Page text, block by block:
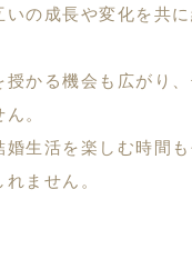
の成長や変化を共
かる機会も広がり
。
生活を楽しむ時間
ません。